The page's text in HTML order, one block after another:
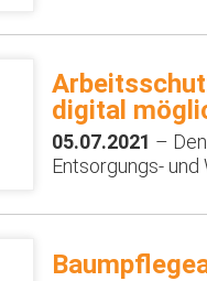
digital
05.07.2021 –
Entsorgungs-